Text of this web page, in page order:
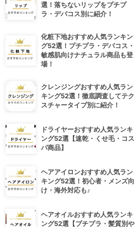
4位
選！落ちないリップをプチプ
ラ・デパコス別に紹介！
化粧下地おすすめ人気ランキン
グ52選！プチプラ・デパコス・
敏感肌向けナチュラル商品も登
場！
クレンジングおすすめ人気ラン
キング52選！徹底調査してテク
スチャータイプ別に紹介！
ドライヤーおすすめ人気ランキ
ング52選【速乾・くせ毛・コス
パ商品】
ヘアアイロンおすすめ人気ラン
キング52選！初心者・メンズ向
け・海外対応も♪
ヘアオイルおすすめ人気ランキ
ング52選【プチプラ・髪質別や